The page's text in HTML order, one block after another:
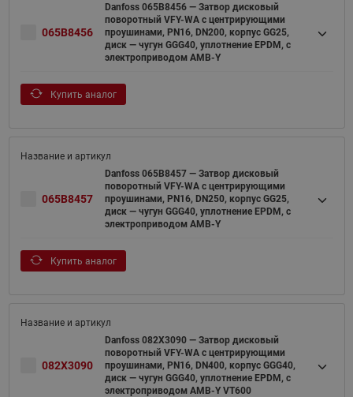
065B8456
Danfoss 065B8456 — Затвор дисковый
поворотный VFY-WA с центрирующими
проушинами, PN16, DN200, корпус GG25,
диск — чугун GGG40, уплотнение EPDM, с
электроприводом AMB-Y
Купить аналог
065B8457
Danfoss 065B8457 — Затвор дисковый
поворотный VFY-WA с центрирующими
проушинами, PN16, DN250, корпус GG25,
диск — чугун GGG40, уплотнение EPDM, с
электроприводом AMB-Y
Купить аналог
082X3090
Danfoss 082X3090 — Затвор дисковый
поворотный VFY-WA с центрирующими
проушинами, PN16, DN400, корпус GGG40,
диск — чугун GGG40, уплотнение EPDM, с
электроприводом AMB-Y VT600